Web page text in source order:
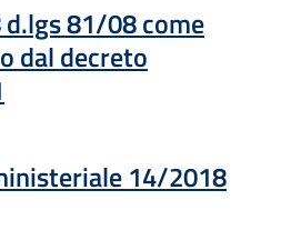
81/08 come
dal decreto
una nuova finestra
14/2018
una nuova finestra